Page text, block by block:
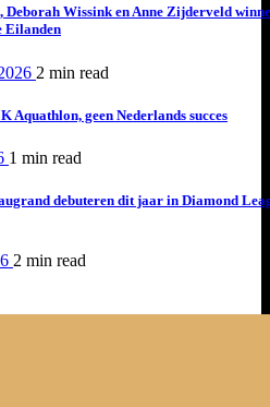
Deborah Wissink en Anne Zijderveld
Eilanden
2 min read
Aquathlon, geen Nederlands succes
1 min read
debuteren dit jaar in Diamond
2 min read